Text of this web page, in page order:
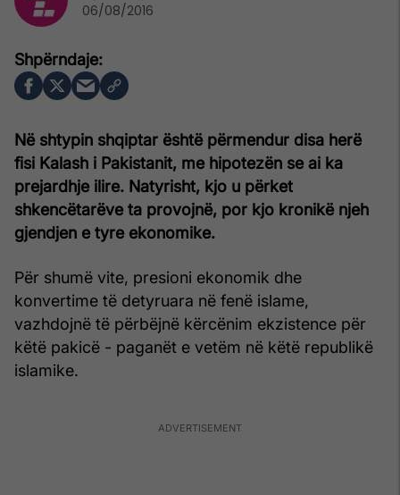
Në shtypin shqiptar është përmendur disa herë
fisi Kalash i Pakistanit, me hipotezën se ai ka
prejardhje ilire. Natyrisht, kjo u përket
shkencëtarëve ta provojnë, por kjo kronikë njeh
gjendjen e tyre ekonomike.
Për shumë vite, presioni ekonomik dhe
konvertime të detyruara në fenë islame,
vazhdojnë të përbëjnë kërcënim ekzistence për
këtë pakicë - paganët e vetëm në këtë republikë
islamike.
06/08/2016